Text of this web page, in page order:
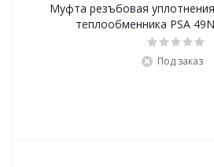
Муфта резъбовая
теплообменника PSA
Под заказ